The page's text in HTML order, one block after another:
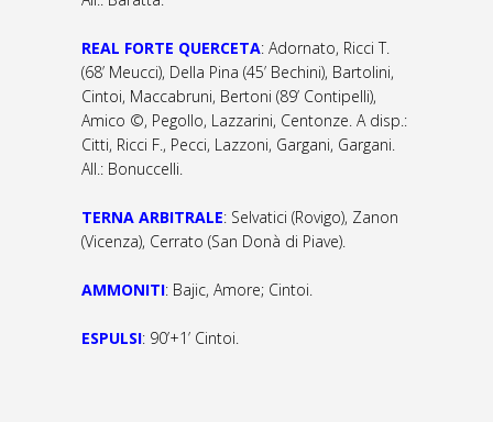
REAL FORTE QUERCETA: Adornato, Ricci T.
(68’ Meucci), Della Pina (45’ Bechini), Bartolini,
Cintoi, Maccabruni, Bertoni (89’ Contipelli),
Amico ©, Pegollo, Lazzarini, Centonze. A disp.:
Citti, Ricci F., Pecci, Lazzoni, Gargani, Gargani.
All.: Bonuccelli.
TERNA ARBITRALE: Selvatici (Rovigo), Zanon
(Vicenza), Cerrato (San Donà di Piave).
AMMONITI: Bajic, Amore; Cintoi.
ESPULSI: 90’+1’ Cintoi.